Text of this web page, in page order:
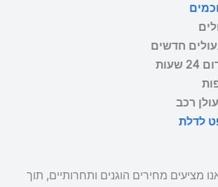
חדשים
שעות
רכב
לדלת
מציעים מחירים הוגנים ותחרותיים, תוך